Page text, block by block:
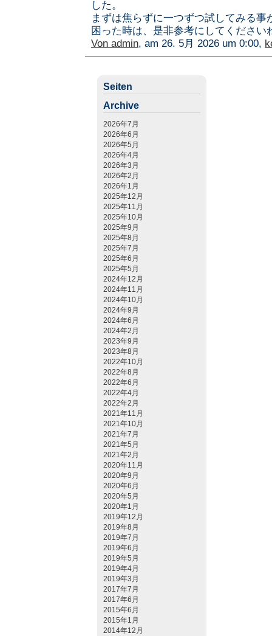
した。
まずは焦らずに一つずつ試してみる事
困った時は、是非参考にしてください
Von admin, am 26. 5月 2026 um 0:00,
Seiten
Archive
2026年7月
2026年6月
2026年5月
2026年4月
2026年3月
2026年2月
2026年1月
2025年12月
2025年11月
2025年10月
2025年9月
2025年8月
2025年7月
2025年6月
2025年5月
2024年12月
2024年11月
2024年10月
2024年9月
2024年6月
2024年2月
2023年9月
2023年8月
2022年10月
2022年8月
2022年6月
2022年4月
2022年2月
2021年11月
2021年10月
2021年7月
2021年5月
2021年2月
2020年11月
2020年9月
2020年6月
2020年5月
2020年1月
2019年12月
2019年8月
2019年7月
2019年6月
2019年5月
2019年4月
2019年3月
2017年7月
2017年6月
2015年6月
2015年1月
2014年12月